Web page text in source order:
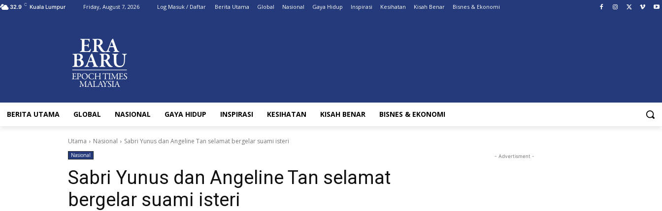
32.9 C Kuala Lumpur Friday, August 7, 2026 Log Masuk / Daftar Berita Utama Global Nasional Gaya Hidup Inspirasi Kesihatan Kisah Benar Bisnes & Ekonomi
BERITA UTAMA GLOBAL NASIONAL GAYA HIDUP INSPIRASI KESIHATAN KISAH BENAR BISNES & EKONOMI
Utama Nasional Sabri Yunus dan Angeline Tan selamat bergelar suami isteri
Nasional
Sabri Yunus dan Angeline Tan selamat
bergelar suami isteri
- Advertisment -